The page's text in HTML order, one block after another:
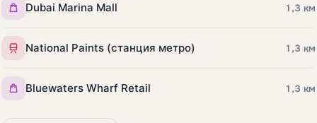
Dubai Marina Mall 1,3 км
National Paints (станция метро) 1,3 км
Bluewaters Wharf Retail 1,3 км